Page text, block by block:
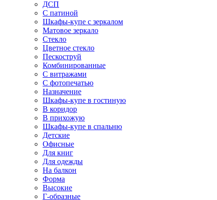
ДСП
С патиной
Шкафы-купе с зеркалом
Матовое зеркало
Стекло
Цветное стекло
Пескоструй
Комбинированные
С витражами
С фотопечатью
Назначение
Шкафы-купе в гостиную
В коридор
В прихожую
Шкафы-купе в спальню
Детские
Офисные
Для книг
Для одежды
На балкон
Форма
Высокие
Г-образные